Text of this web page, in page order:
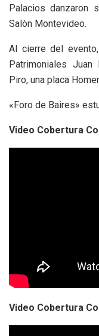
Palacios danzaron
Salòn Montevideo.
Al cierre del
Patrimoniales
Piro, una placa
«Foro de Baires»
Video Cobertura
Video Cobertura